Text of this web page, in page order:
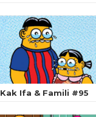
Kak Ifa & Famili #95